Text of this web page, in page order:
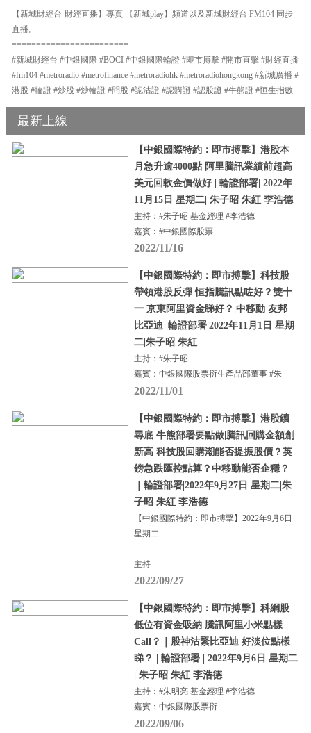
【新城財經台-財經直播】專頁 【新城play】頻道以及新城財經台 FM104 同步
直播。
========================
#新城財經台 #中銀國際 #BOCI #中銀國際輪證 #即市搏擊 #開市直擊 #財經直播
#fm104 #metroradio #metrofinance #metroradiohk #metroradiohongkong #新城廣播 #
港股 #輪證 #炒股 #炒輪證 #問股 #認沽證 #認購證 #認股證 #牛熊證 #恒生指數
最新上線
【中銀國際特約：即市搏擊】港股本
月急升逾4000點 阿里騰訊業績前超高
美元回軟金價做好 | 輪證部署| 2022年
11月15日 星期二| 朱子昭 朱紅 李浩德
主持：#朱子昭 基金經理 #李浩德
嘉賓：#中銀國際股票
2022/11/16
【中銀國際特約：即市搏擊】科技股
帶領港股反彈 恒指騰訊點咗好？雙十
一 京東阿里資金睇好？|中移動 友邦
比亞迪 |輪證部署|2022年11月1日 星期
二|朱子昭 朱紅
主持：#朱子昭
嘉賓：中銀國際股票衍生產品部董事 #朱
2022/11/01
【中銀國際特約：即市搏擊】港股續
尋底 牛熊部署要點做|騰訊回購金額創
新高 科技股回購潮能否提振股價？英
鎊急跌匯控點算？中移動能否企穩？
｜輪證部署|2022年9月27日 星期二|朱
子昭 朱紅 李浩德
【中銀國際特約：即市搏擊】2022年9月6日
星期二
主持
2022/09/27
【中銀國際特約：即市搏擊】科網股
低位有資金吸納 騰訊阿里小米點樣
Call？｜股神沽緊比亞迪 好淡位點樣
睇？ | 輪證部署 | 2022年9月6日 星期二
| 朱子昭 朱紅 李浩德
主持：#朱明亮 基金經理 #李浩德
嘉賓：中銀國際股票衍
2022/09/06